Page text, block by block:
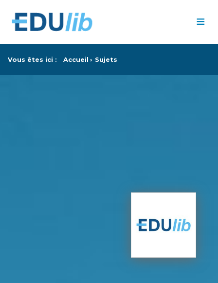
≡
Vous êtes ici : Accueil Sujets